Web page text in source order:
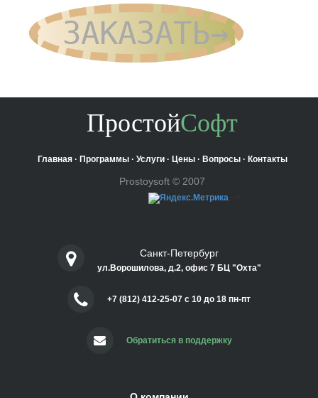
ЗАКАЗАТЬ→
ПростойСофт
Главная· Программы· Услуги· Цены· Вопросы· Контакты
Prostoysoft © 2007
Санкт-Петербург
ул.Ворошилова, д.2, офис 7 БЦ "Охта"
+7 (812) 412-25-07 c 10 до 18 пн-пт
Обратиться в поддержку